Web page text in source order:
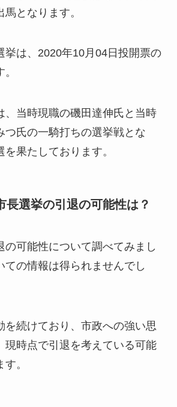
となります。
挙は、2020年10月04日投開票の
、当時現職の磯田達伸氏と当時
つ氏の一騎打ちの選挙戦とな
を果たしております。
長選挙の引退の可能性は？
の可能性について調べてみまし
ての情報は得られませんでし
を続けており、市政への強い思
現時点で引退を考えている可能
。